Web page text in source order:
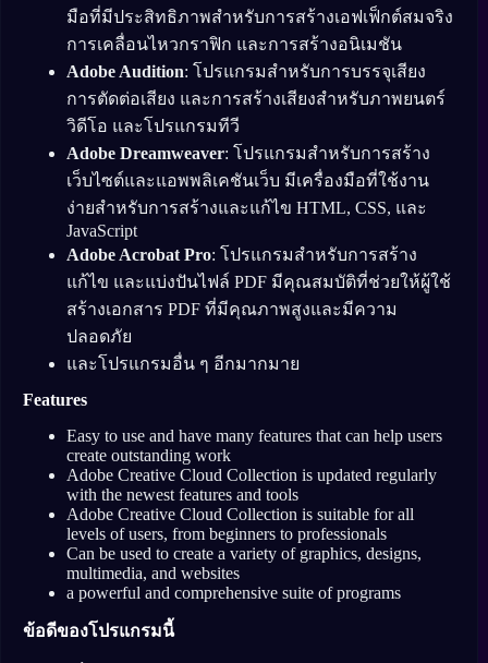
มือที่มีประสิทธิภาพสำหรับการสร้างเอฟเฟ็กต์สมจริง
การเคลื่อนไหวกราฟิก และการสร้างอนิเมชัน
Adobe Audition: โปรแกรมสำหรับการบรรจุเสียง
การตัดต่อเสียง และการสร้างเสียงสำหรับภาพยนตร์
วิดีโอ และโปรแกรมทีวี
Adobe Dreamweaver: โปรแกรมสำหรับการสร้าง
เว็บไซต์และแอพพลิเคชันเว็บ มีเครื่องมือที่ใช้งาน
ง่ายสำหรับการสร้างและแก้ไข HTML, CSS, และ
JavaScript
Adobe Acrobat Pro: โปรแกรมสำหรับการสร้าง
แก้ไข และแบ่งปันไฟล์ PDF มีคุณสมบัติที่ช่วยให้ผู้ใช้
สร้างเอกสาร PDF ที่มีคุณภาพสูงและมีความ
ปลอดภัย
และโปรแกรมอื่น ๆ อีกมากมาย
Features
Easy to use and have many features that can help users
create outstanding work
Adobe Creative Cloud Collection is updated regularly
with the newest features and tools
Adobe Creative Cloud Collection is suitable for all
levels of users, from beginners to professionals
Can be used to create a variety of graphics, designs,
multimedia, and websites
a powerful and comprehensive suite of programs
ข้อดีของโปรแกรมนี้